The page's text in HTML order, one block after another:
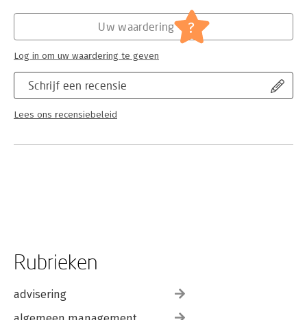
Schrijf een recensie
Lees ons recensiebeleid
Uw waardering ?
Log in om uw waardering te geven
Rubrieken
advisering